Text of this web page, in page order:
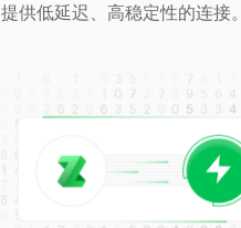
提供低延迟、高稳定性的连接。